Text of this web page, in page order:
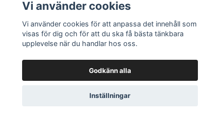
Lägg i korgen
Lampa för vägg
Vi använder cookies
Vi använder cookies för att anpassa det innehåll som
visas för dig och för att du ska få bästa tänkbara
upplevelse när du handlar hos oss.
Godkänn alla
Inställningar